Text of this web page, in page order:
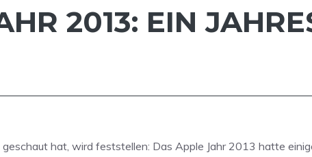
2013: EIN
hat, wird feststellen: Das Apple Jahr 2013 hatte